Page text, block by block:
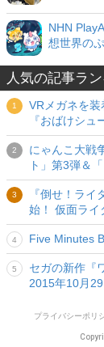
NHN
想世界の
人気の記事ラ
VRメガネを
『おばけシ
にゃんこ大戦
ト」第3弾＆
『倒せ！ラ
始！ 仮面ライ
Five Minutes
セガの新作『
2015年10月29
プライバシーポリ